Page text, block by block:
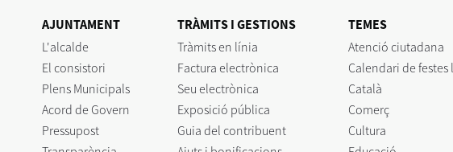
AJUNTAMENT
L'alcalde
El consistori
Plens Municipals
Acord de Govern
Pressupost
TRÀMITS I GESTIONS
Tràmits en línia
Factura electrònica
Seu electrònica
Exposició pública
Guia del contribuent
TEMES
Atenció ciutadana
Calendari de festes
Català
Comerç
Cultura